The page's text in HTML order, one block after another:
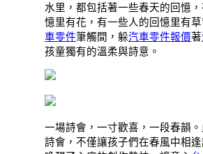
水里，都包括著一些春天的回憶
憶里有花，有一些人的回憶里有
車零件筆觸間，躲汽車零件報價著
孩童獨有的溫柔與詩意。
一場詩會，一寸歡喜，一段春韻
詩會，不僅讓孩子們在春風中相